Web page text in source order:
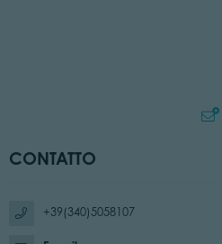
CONTATTO
+39(340)5058107